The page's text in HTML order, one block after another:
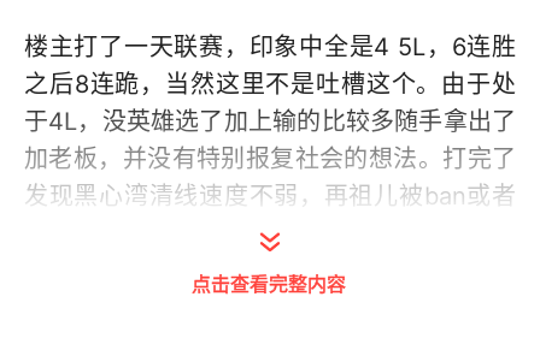
楼主打了一天联赛，印象中全是4 5L，6连胜
之后8连跪，当然这里不是吐槽这个。由于处
于4L，没英雄选了加上输的比较多随手拿出了
加老板，并没有特别报复社会的想法。打完了
发现黑心湾清线速度不弱，再祖儿被ban或者
对面选走的情况下可以考虑选择加老板带2路
点击查看完整内容